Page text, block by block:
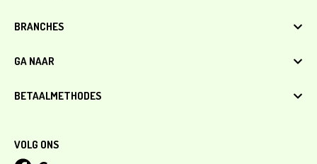
Stuiterballen
Speelgoed & uitdeelcadeautjes
BRANCHES
Tandartsen
Bowlingbanen
GA NAAR
Algemene voorwaarden
VOLG ONS
BETAALMETHODES
Overboeking